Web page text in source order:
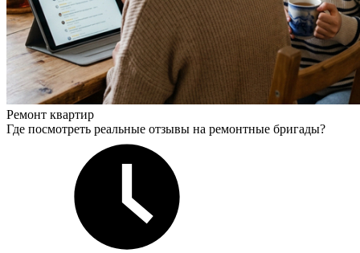
Ремонт квартир
Где посмотреть реальные отзывы на ремонтные бригады?